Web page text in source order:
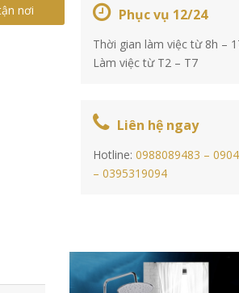
nơi Phục vụ 12/24
Thời gian làm việc từ 8h –
Làm việc từ T2 – T7
Liên hệ ngay
Hotline: 0988089483 –
– 0395319094